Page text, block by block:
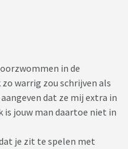
in de
warrig zou schrijven als
dat ze mij extra in
is jouw man daartoe niet in
je zit te spelen met